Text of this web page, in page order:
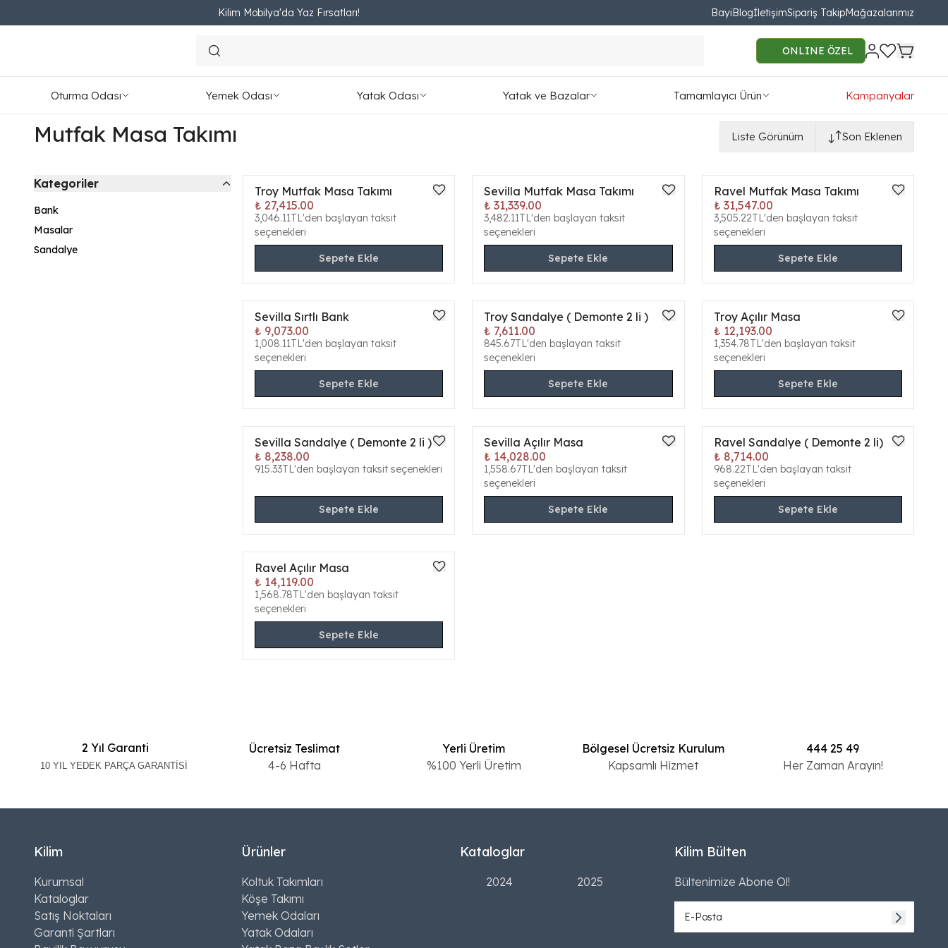
Kilim Mobilya'da Yaz Fırsatları! BayiBlogİletişimSipariş TakipMağazalarımız
ONLINE ÖZEL
Oturma Odası Yemek Odası Yatak Odası Yatak ve Bazalar Tamamlayıcı Ürün Kampanyalar
Mutfak Masa Takımı Liste Görünüm Son Eklenen
Kategoriler
Bank
Masalar
Sandalye
ONLINE ÖZEL
Yeni
Troy Mutfak Masa Takımı
₺ 27,415.00
3,046.11TL'den başlayan taksit
seçenekleri
Sepete Ekle
ONLINE ÖZEL
Yeni
Sevilla Mutfak Masa Takımı
₺ 31,339.00
3,482.11TL'den başlayan taksit
seçenekleri
Sepete Ekle
ONLINE ÖZEL
Yeni
Ravel Mutfak Masa Takımı
₺ 31,547.00
3,505.22TL'den başlayan taksit
seçenekleri
Sepete Ekle
ONLINE ÖZEL
Sevilla Sırtlı Bank
₺ 9,073.00
1,008.11TL'den başlayan taksit
seçenekleri
Sepete Ekle
ONLINE ÖZEL
Troy Sandalye ( Demonte 2 li )
₺ 7,611.00
845.67TL'den başlayan taksit
seçenekleri
Sepete Ekle
ONLINE ÖZEL
Troy Açılır Masa
₺ 12,193.00
1,354.78TL'den başlayan taksit
seçenekleri
Sepete Ekle
ONLINE ÖZEL
Sevilla Sandalye ( Demonte 2 li )
₺ 8,238.00
915.33TL'den başlayan taksit seçenekleri
Sepete Ekle
ONLINE ÖZEL
Sevilla Açılır Masa
₺ 14,028.00
1,558.67TL'den başlayan taksit
seçenekleri
Sepete Ekle
ONLINE ÖZEL
Ravel Sandalye ( Demonte 2 li)
₺ 8,714.00
968.22TL'den başlayan taksit
seçenekleri
Sepete Ekle
ONLINE ÖZEL
Ravel Açılır Masa
₺ 14,119.00
1,568.78TL'den başlayan taksit
seçenekleri
Sepete Ekle
2 Yıl Garanti
10 YIL YEDEK PARÇA GARANTİSİ
Ücretsiz Teslimat
4-6 Hafta
Yerli Üretim
%100 Yerli Üretim
Bölgesel Ücretsiz Kurulum
Kapsamlı Hizmet
444 25 49
Her Zaman Arayın!
Kilim
Kurumsal
Kataloglar
Satış Noktaları
Garanti Şartları
Ürünler
Koltuk Takımları
Köşe Takımı
Yemek Odaları
Yatak Odaları
Kataloglar
2024 2025
Kilim Bülten
Bültenimize Abone Ol!